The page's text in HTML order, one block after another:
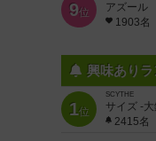
9位
アズール
1903名
興味あり
1位
SCYTHE
サイズ -
2415名